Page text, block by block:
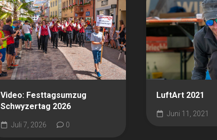
Video: Festtagsumzug
Schwyzertag 2026
Juli 7, 2026 0
LuftArt 2021
Juni 11, 2021